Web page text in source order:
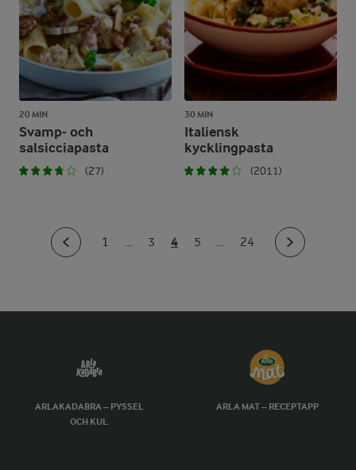
20 MIN
Svamp- och
salsicciapasta
(27)
30 MIN
Italiensk
kycklingpasta
(2011)
1 ... 3 4 5 ... 24
ARLAKADABRA – PYSSEL
OCH KUL
ARLA MAT – RECEPTAPP